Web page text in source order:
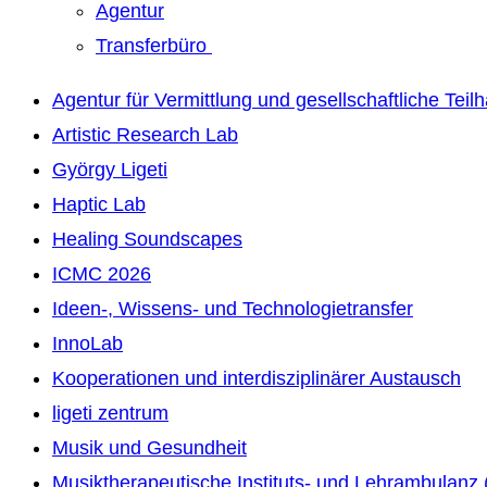
Agentur
Transferbüro
Agentur für Vermittlung und gesellschaftliche
Artistic Research Lab
György Ligeti
Haptic Lab
Healing Soundscapes
ICMC 2026
Ideen-, Wissens- und Technologietransfer
InnoLab
Kooperationen und interdisziplinärer Austausch
ligeti zentrum
Musik und Gesundheit
Musiktherapeutische Instituts- und Lehrambulanz